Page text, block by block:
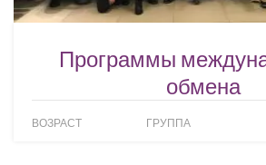
Программы
обмена
ВОЗРАСТ ГРУППА